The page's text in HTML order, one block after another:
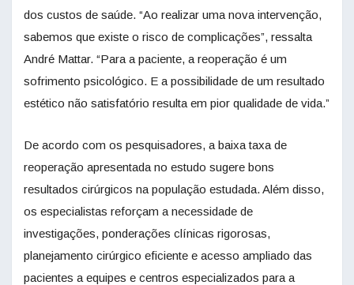
dos custos de saúde. “Ao realizar uma nova intervenção,
sabemos que existe o risco de complicações”, ressalta
André Mattar. “Para a paciente, a reoperação é um
sofrimento psicológico. E a possibilidade de um resultado
estético não satisfatório resulta em pior qualidade de vida.”
De acordo com os pesquisadores, a baixa taxa de
reoperação apresentada no estudo sugere bons
resultados cirúrgicos na população estudada. Além disso,
os especialistas reforçam a necessidade de
investigações, ponderações clínicas rigorosas,
planejamento cirúrgico eficiente e acesso ampliado das
pacientes a equipes e centros especializados para a